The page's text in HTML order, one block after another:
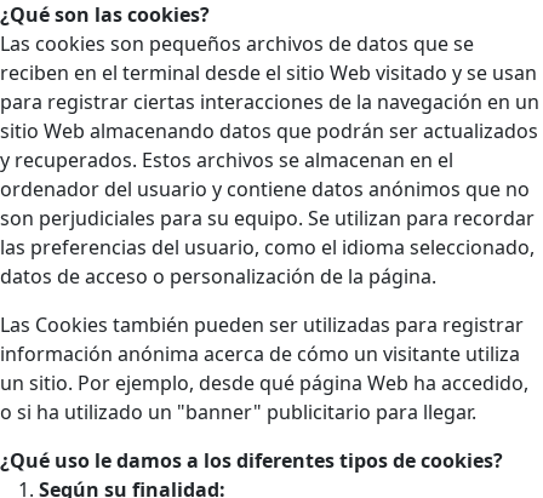
¿Qué son las cookies?
Las cookies son pequeños archivos de datos que se
reciben en el terminal desde el sitio Web visitado y se usan
para registrar ciertas interacciones de la navegación en un
sitio Web almacenando datos que podrán ser actualizados
y recuperados. Estos archivos se almacenan en el
ordenador del usuario y contiene datos anónimos que no
son perjudiciales para su equipo. Se utilizan para recordar
las preferencias del usuario, como el idioma seleccionado,
datos de acceso o personalización de la página.
Las Cookies también pueden ser utilizadas para registrar
información anónima acerca de cómo un visitante utiliza
un sitio. Por ejemplo, desde qué página Web ha accedido,
o si ha utilizado un "banner" publicitario para llegar.
¿Qué uso le damos a los diferentes tipos de cookies?
Según su finalidad: